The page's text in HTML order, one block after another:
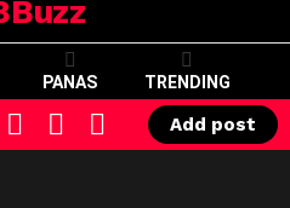
PANAS TRENDING
SWITCH
SKIN
CART LOGIN
Add post